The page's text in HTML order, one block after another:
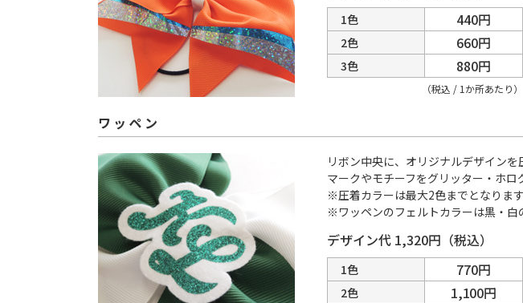
（税込 / 1か所あたり）
1色 440円
2色 660円
3色 880円
ワッペン
リボン中央に、オリジナルデザインを
マークやモチーフをグリッター・ホロ
※圧着カラーは最大2色までとなります
※ワッペンのフェルトカラーは黒・白
デザイン代 1,320円（税込）
1色 770円
2色 1,100円